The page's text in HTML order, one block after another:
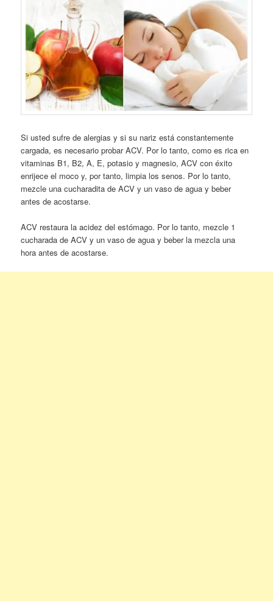
Si usted sufre de alergias y si su nariz está constantemente
cargada, es necesario probar ACV. Por lo tanto, como es rica en
vitaminas B1, B2, A, E, potasio y magnesio, ACV con éxito
enrijece el moco y, por tanto, limpia los senos. Por lo tanto,
mezcle una cucharadita de ACV y un vaso de agua y beber
antes de acostarse.
ACV restaura la acidez del estómago. Por lo tanto, mezcle 1
cucharada de ACV y un vaso de agua y beber la mezcla una
hora antes de acostarse.